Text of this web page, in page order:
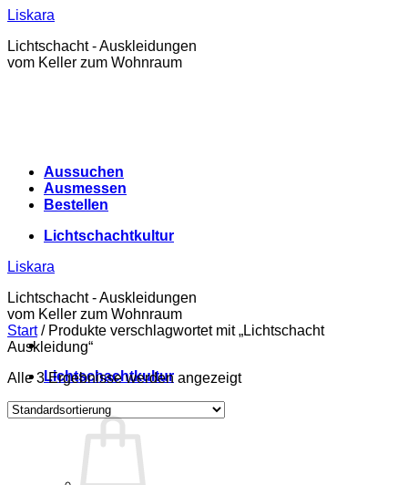
Zum
springen
Liskara
Lichtschacht - Auskleidungen
vom Keller zum Wohnraum
Aussuchen
Ausmessen
Bestellen
Lichtschachtkultur
Liskara
Lichtschacht - Auskleidungen
vom Keller zum Wohnraum
Lichtschachtkultur
Warenkorb /0,00€ 0
Start /Produkte verschlagwortet mit „Lichtschacht
Auskleidung“
Alle 3 Ergebnisse werden angezeigt